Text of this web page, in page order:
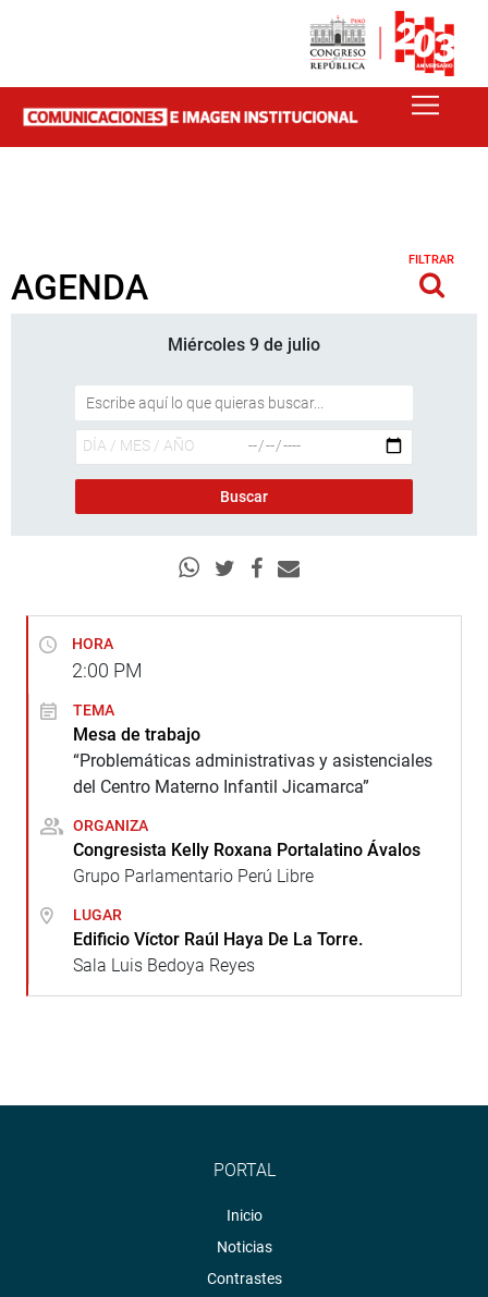
AGENDA
FILTRAR
Miércoles 9 de julio
HORA
2:00 PM
TEMA
Mesa de trabajo
“Problemáticas administrativas y asistenciales
del Centro Materno Infantil Jicamarca”
ORGANIZA
Congresista Kelly Roxana Portalatino Ávalos
Grupo Parlamentario Perú Libre
LUGAR
Edificio Víctor Raúl Haya De La Torre.
Sala Luis Bedoya Reyes
PORTAL
Inicio
Noticias
Contrastes